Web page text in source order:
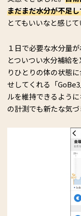
まだまだ水分が不足
とてもいいなと感じて
１日で必要な水分量
とついつい水分補給
りひとりの体の状態
せしてくれる「
ルを維持できるよう
の計測でも新たな気づ